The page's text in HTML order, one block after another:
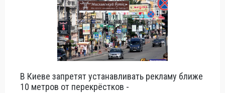
В Киеве запретят устанавливать рекламу ближе
10 метров от перекрёстков -